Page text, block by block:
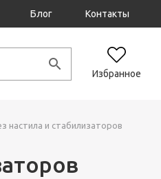
Блог Контакты
Избранное
настила и стабилизаторов